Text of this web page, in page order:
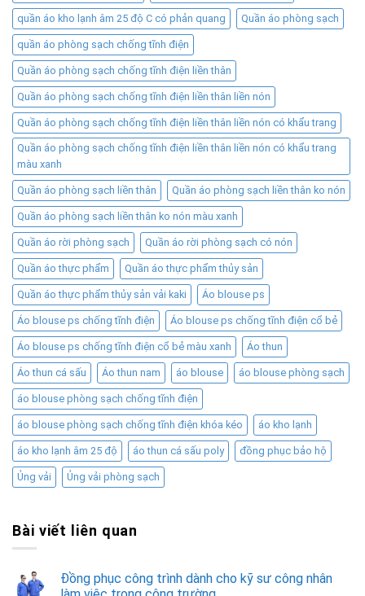
quần áo kho lạnh âm 25 độ C có phản quang Quần áo phòng sạch
quần áo phòng sạch chống tĩnh điện
Quần áo phòng sạch chống tĩnh điện liền thân
Quần áo phòng sạch chống tĩnh điện liền thân liền nón
Quần áo phòng sạch chống tĩnh điện liền thân liền nón có khẩu trang
Quần áo phòng sạch chống tĩnh điện liền thân liền nón có khẩu trang
màu xanh
Quần áo phòng sạch liền thân Quần áo phòng sạch liền thân ko nón
Quần áo phòng sạch liền thân ko nón màu xanh
Quần áo rời phòng sạch Quần áo rời phòng sạch có nón
Quần áo thực phẩm Quần áo thực phẩm thủy sản
Quần áo thực phẩm thủy sản vải kaki Áo blouse ps
Áo blouse ps chống tĩnh điện Áo blouse ps chống tĩnh điện cổ bẻ
Áo blouse ps chống tĩnh điện cổ bẻ màu xanh Áo thun
Áo thun cá sấu Áo thun nam áo blouse áo blouse phòng sạch
áo blouse phòng sạch chống tĩnh điện
áo blouse phòng sạch chống tĩnh điện khóa kéo áo kho lạnh
áo kho lạnh âm 25 độ áo thun cá sấu poly đồng phục bảo hộ
Ủng vải Ủng vải phòng sạch
Bài viết liên quan
Đồng phục công trình dành cho kỹ sư công nhân